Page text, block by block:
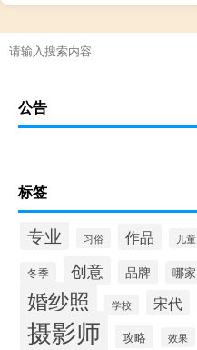
公告
标签
专业 习俗 作品 儿童
冬季 创意 品牌 哪家
婚纱照 学校 宋代
摄影师 攻略 效果